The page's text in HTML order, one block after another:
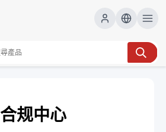
合规中心